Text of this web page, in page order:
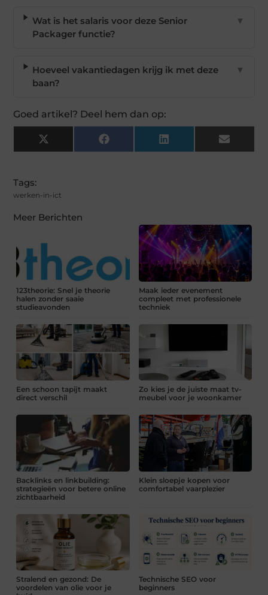
Wat is het salaris voor deze Senior
Packager functie?
▼
Hoeveel vakantiedagen krijg ik met deze
baan?
▼
Goed artikel? Deel hem dan op:
X
(Twitter)
Facebook LinkedIn Email
Tags:
werken-in-ict
Meer Berichten
123theorie: Snel je theorie
halen zonder saaie
studieavonden
Maak ieder evenement
compleet met professionele
techniek
Een schoon tapijt maakt
direct verschil
Zo kies je de juiste maat tv-
meubel voor je woonkamer
Backlinks en linkbuilding:
strategieën voor betere online
zichtbaarheid
Klein sloepje kopen voor
comfortabel vaarplezier
Stralend en gezond: De
voordelen van olie voor je
Technische SEO voor
beginners